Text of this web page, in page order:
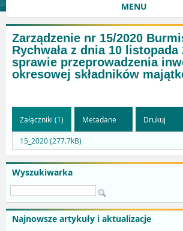
MENU
Wyszukiwarka
Najnowsze artykuły i aktualizacje
Zarządzenie nr 15/2020
Rychwała z dnia 10 listopada
sprawie przeprowadzenia
okresowej składników
Załączniki (1) Metadane Drukuj
15_2020 (277.7kB)